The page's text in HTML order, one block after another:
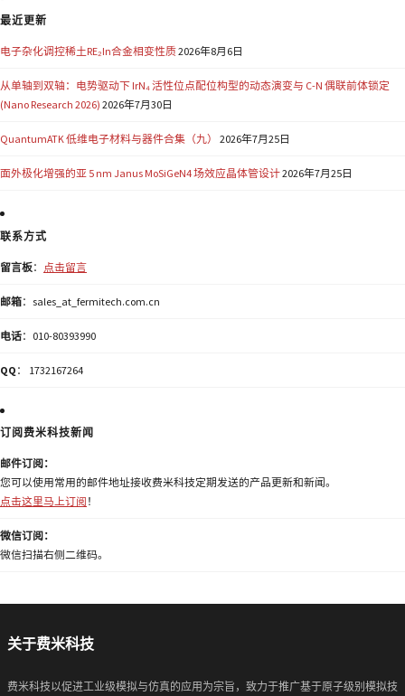
最近更新
电子杂化调控稀土RE₂In合金相变性质2026年8月6日
从单轴到双轴：电势驱动下 IrN₄ 活性位点配位构型的动态演变与 C-N 偶联前体锁定
(Nano Research 2026) 2026年7月30日
QuantumATK 低维电子材料与器件合集（九） 2026年7月25日
面外极化增强的亚 5 nm Janus MoSiGeN4 场效应晶体管设计2026年7月25日
联系方式
留言板： 点击留言
邮箱：sales_at_fermitech.com.cn
电话：010-80393990
QQ ： 1732167264
订阅费米科技新闻
邮件订阅：
您可以使用常用的邮件地址接收费米科技定期发送的产品更新和新闻。
点击这里马上订阅 ！
微信订阅：
微信扫描右侧二维码。
关于费米科技
费米科技以促进工业级模拟与仿真的应用为宗旨，致力于推广基于原子级别模拟技